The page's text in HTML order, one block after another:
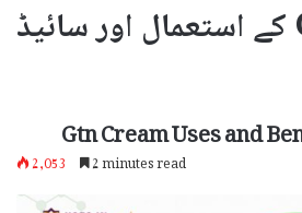
Gtn Cream کے استعمال اور سائیڈ
Gtn Cream Uses and
2,053 2 minutes read